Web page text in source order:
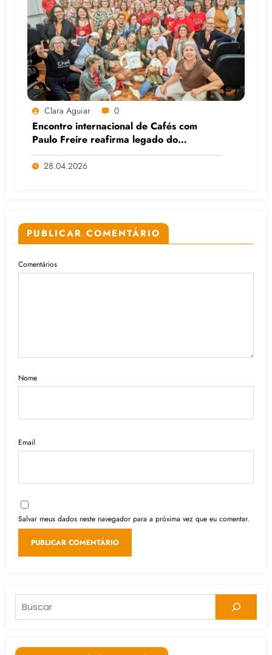
Clara Aguiar 0
Encontro internacional de Cafés com
Paulo Freire reafirma legado do
educador popular
28.04.2026
PUBLICAR COMENTÁRIO
Comentários
Nome
Email
Salvar meus dados neste navegador para a próxima vez que eu comentar.
Pesquisar